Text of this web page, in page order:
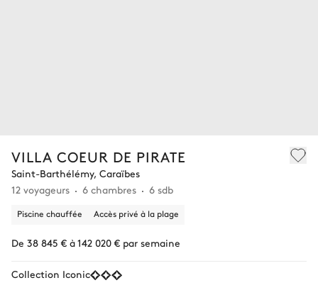
VILLA COEUR DE PIRATE
Saint-Barthélémy, Caraïbes
12 voyageurs
6 chambres 6 sdb
Piscine chauffée Accès privé à la plage
De 38 845 € à 142 020 € par semaine
Collection Iconic